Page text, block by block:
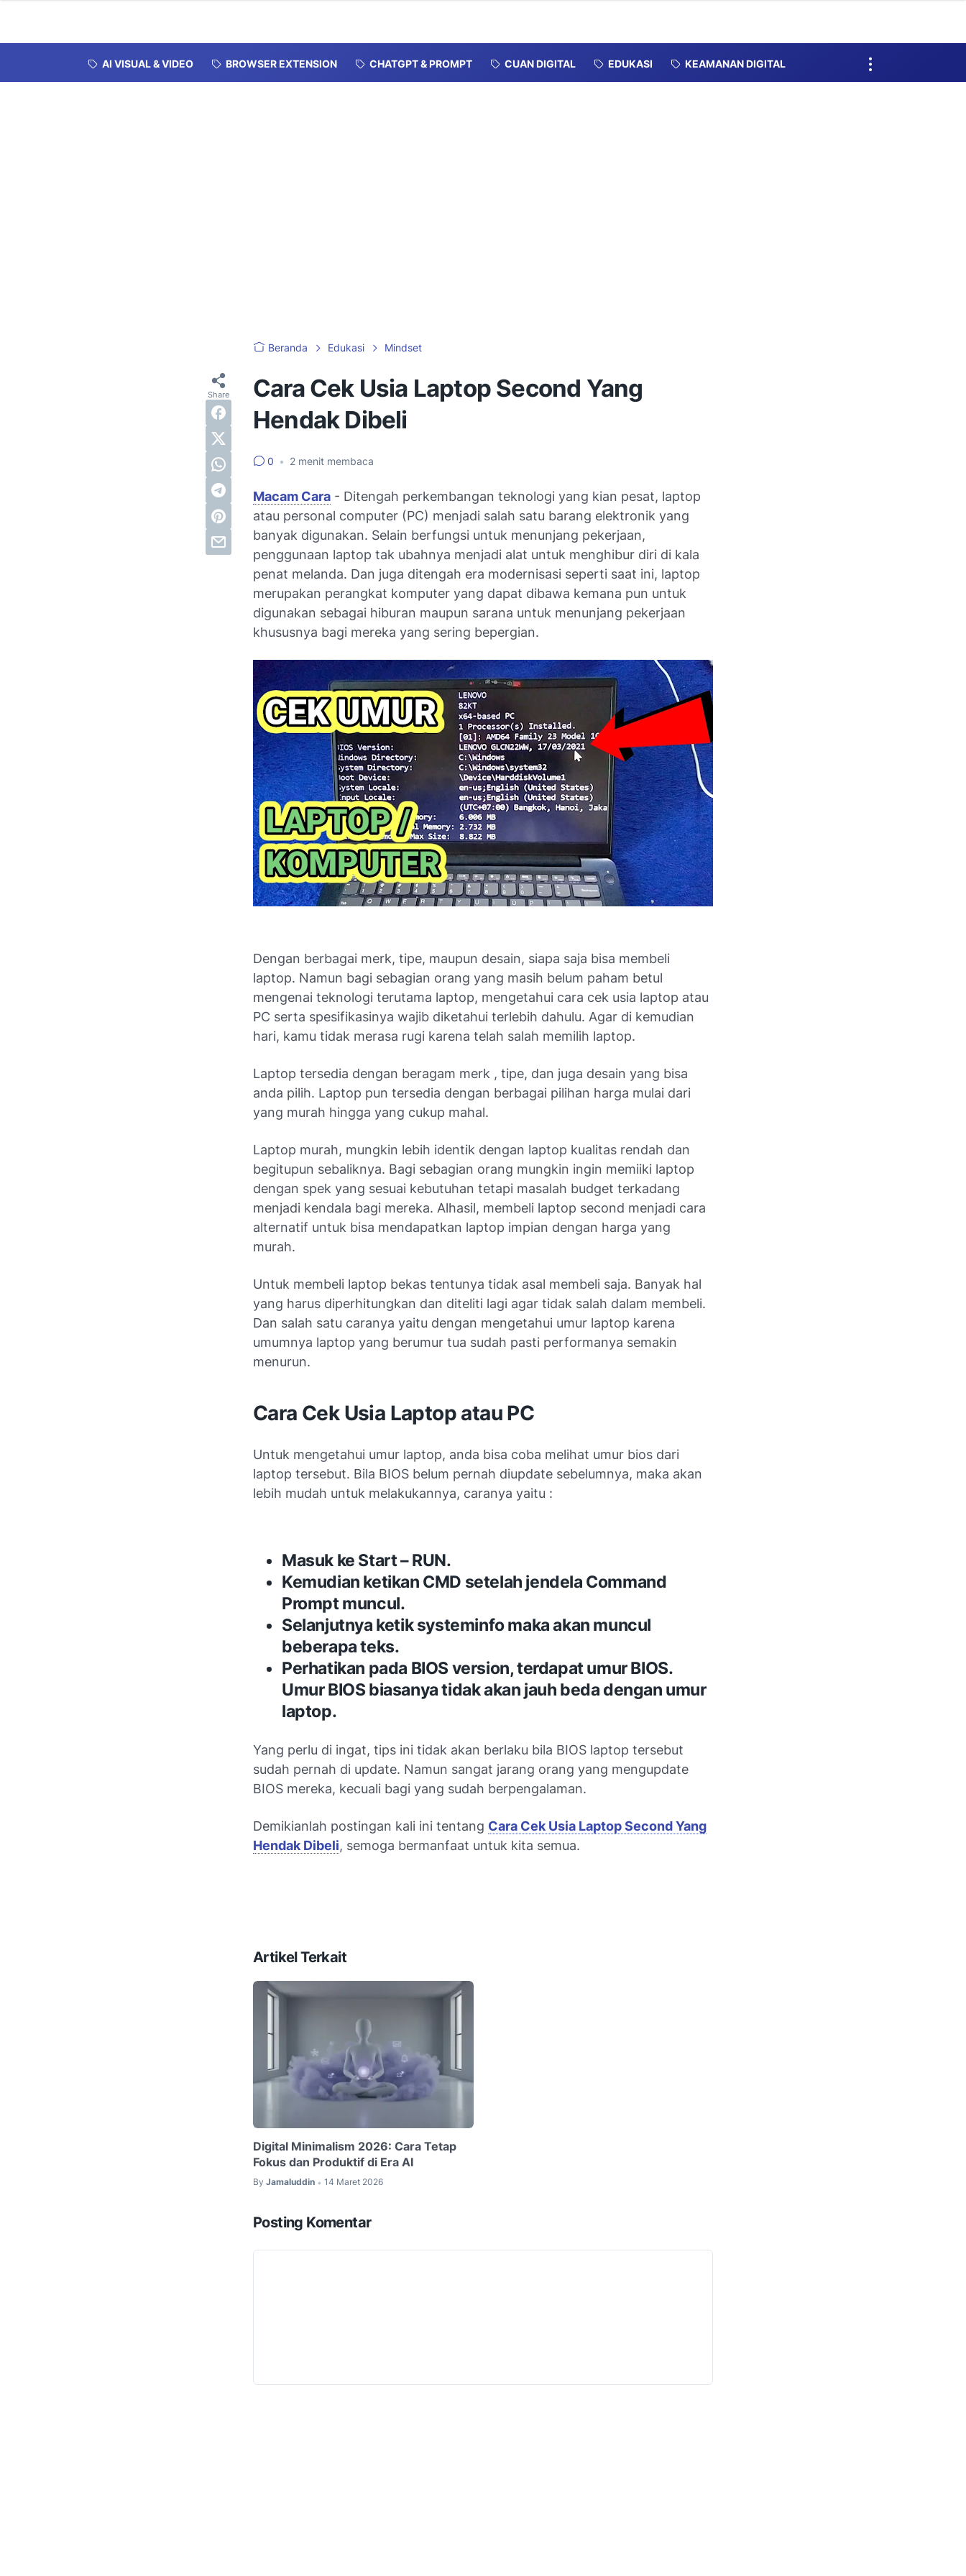
AI VISUAL & VIDEO BROWSER EXTENSION CHATGPT & PROMPT CUAN DIGITAL EDUKASI KEAMANAN DIGITAL
Beranda Edukasi Mindset
Cara Cek Usia Laptop Second Yang
Hendak Dibeli
0 • 2 menit membaca
Macam Cara - Ditengah perkembangan teknologi yang kian pesat, laptop
atau personal computer (PC) menjadi salah satu barang elektronik yang
banyak digunakan. Selain berfungsi untuk menunjang pekerjaan,
penggunaan laptop tak ubahnya menjadi alat untuk menghibur diri di kala
penat melanda. Dan juga ditengah era modernisasi seperti saat ini, laptop
merupakan perangkat komputer yang dapat dibawa kemana pun untuk
digunakan sebagai hiburan maupun sarana untuk menunjang pekerjaan
khususnya bagi mereka yang sering bepergian.
Dengan berbagai merk, tipe, maupun desain, siapa saja bisa membeli
laptop. Namun bagi sebagian orang yang masih belum paham betul
mengenai teknologi terutama laptop, mengetahui cara cek usia laptop atau
PC serta spesifikasinya wajib diketahui terlebih dahulu. Agar di kemudian
hari, kamu tidak merasa rugi karena telah salah memilih laptop.
Laptop tersedia dengan beragam merk , tipe, dan juga desain yang bisa
anda pilih. Laptop pun tersedia dengan berbagai pilihan harga mulai dari
yang murah hingga yang cukup mahal.
Laptop murah, mungkin lebih identik dengan laptop kualitas rendah dan
begitupun sebaliknya. Bagi sebagian orang mungkin ingin memiiki laptop
dengan spek yang sesuai kebutuhan tetapi masalah budget terkadang
menjadi kendala bagi mereka. Alhasil, membeli laptop second menjadi cara
alternatif untuk bisa mendapatkan laptop impian dengan harga yang
murah.
Untuk membeli laptop bekas tentunya tidak asal membeli saja. Banyak hal
yang harus diperhitungkan dan diteliti lagi agar tidak salah dalam membeli.
Dan salah satu caranya yaitu dengan mengetahui umur laptop karena
umumnya laptop yang berumur tua sudah pasti performanya semakin
menurun.
Cara Cek Usia Laptop atau PC
Untuk mengetahui umur laptop, anda bisa coba melihat umur bios dari
laptop tersebut. Bila BIOS belum pernah diupdate sebelumnya, maka akan
lebih mudah untuk melakukannya, caranya yaitu :
Masuk ke Start – RUN.
Kemudian ketikan CMD setelah jendela Command
Prompt muncul.
Selanjutnya ketik systeminfo maka akan muncul
beberapa teks.
Perhatikan pada BIOS version, terdapat umur BIOS.
Umur BIOS biasanya tidak akan jauh beda dengan umur
laptop.
Yang perlu di ingat, tips ini tidak akan berlaku bila BIOS laptop tersebut
sudah pernah di update. Namun sangat jarang orang yang mengupdate
BIOS mereka, kecuali bagi yang sudah berpengalaman.
Demikianlah postingan kali ini tentang Cara Cek Usia Laptop Second Yang
Hendak Dibeli, semoga bermanfaat untuk kita semua.
Artikel Terkait
Digital Minimalism 2026: Cara Tetap
Fokus dan Produktif di Era AI
By Jamaluddin • 14 Maret 2026
Posting Komentar